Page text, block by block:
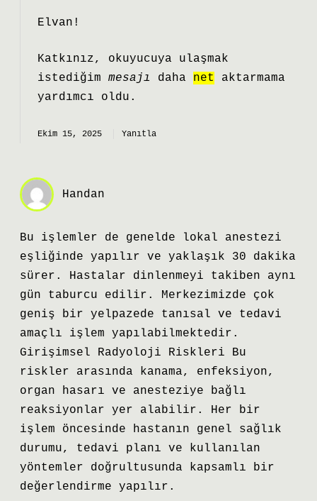
Elvan!
Katkınız, okuyucuya ulaşmak
istediğim mesajı daha net
aktarmama
yardımcı oldu.
Ekim 15, 2025 Yanıtla
Handan
Bu işlemler de genelde lokal anestezi
eşliğinde yapılır ve yaklaşık 30 dakika
sürer. Hastalar dinlenmeyi takiben aynı
gün taburcu edilir. Merkezimizde çok
geniş bir yelpazede tanısal ve tedavi
amaçlı işlem yapılabilmektedir.
Girişimsel Radyoloji Riskleri Bu
riskler arasında kanama, enfeksiyon,
organ hasarı ve anesteziye bağlı
reaksiyonlar yer alabilir. Her bir
işlem öncesinde hastanın genel sağlık
durumu, tedavi planı ve kullanılan
yöntemler doğrultusunda kapsamlı bir
değerlendirme yapılır.